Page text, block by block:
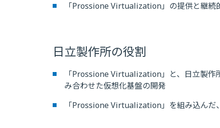
「Prossione Virtualization」の提供と継続
日立製作所の役割
「Prossione Virtualization」と、日立製
み合わせた仮想化基盤の開発
「Prossione Virtualization」を組み込んだ